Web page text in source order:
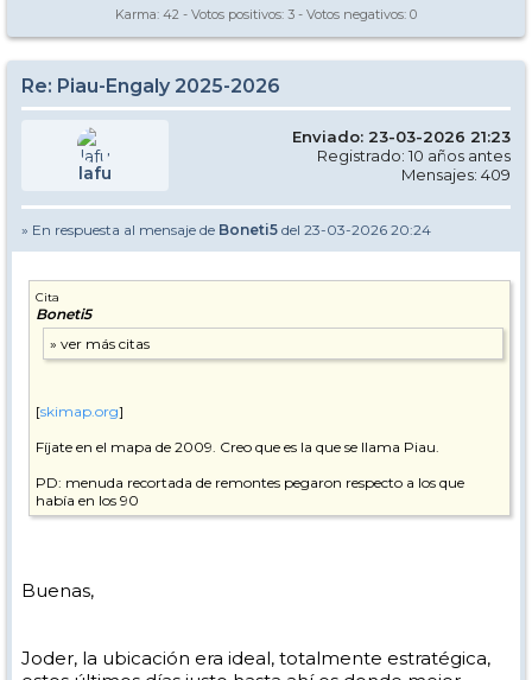
Karma: 42 - Votos positivos: 3 - Votos negativos: 0
Re: Piau-Engaly 2025-2026
lafu
Enviado: 23-03-2026 21:23
Registrado: 10 años antes
Mensajes: 409
» En respuesta al mensaje de Boneti5 del 23-03-2026 20:24
Cita
Boneti5
[skimap.org]
Fíjate en el mapa de 2009. Creo que es la que se llama Piau.
PD: menuda recortada de remontes pegaron respecto a los que
había en los 90
Buenas,
Joder, la ubicación era ideal, totalmente estratégica,